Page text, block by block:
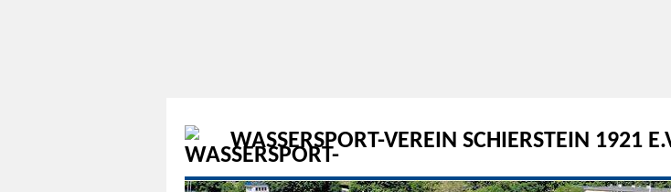
WASSERSPORT-VEREIN SCHIERSTEIN 1921